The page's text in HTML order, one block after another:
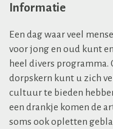
Informatie
Een dag waar veel
voor jong en oud kunt
heel divers programma.
dorpskern kunt u zich
cultuur te bieden
een drankje komen de
soms ook opletten